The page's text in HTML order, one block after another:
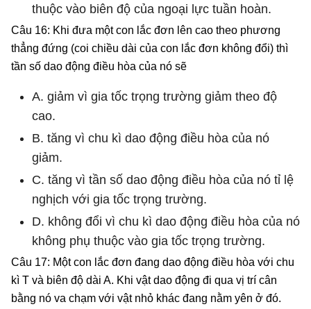
thuộc vào biên độ của ngoại lực tuần hoàn.
Câu 16: Khi đưa một con lắc đơn lên cao theo phương
thẳng đứng (coi chiều dài của con lắc đơn không đổi) thì
tần số dao động điều hòa của nó sẽ
A. giảm vì gia tốc trọng trường giảm theo độ
cao.
B. tăng vì chu kì dao động điều hòa của nó
giảm.
C. tăng vì tần số dao động điều hòa của nó tỉ lệ
nghịch với gia tốc trọng trường.
D. không đổi vì chu kì dao động điều hòa của nó
không phụ thuộc vào gia tốc trọng trường.
Câu 17: Một con lắc đơn đang dao động điều hòa với chu
kì T và biên độ dài A. Khi vật dao động đi qua vị trí cân
bằng nó va chạm với vật nhỏ khác đang nằm yên ở đó.